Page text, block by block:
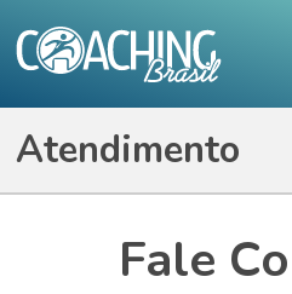
Atendimento
Fale